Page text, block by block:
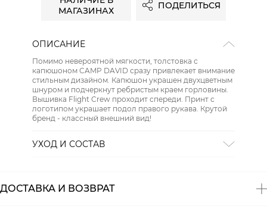
МАГАЗИНАХ
ПОДЕЛИТЬСЯ
ОПИСАНИЕ
Помимо невероятной мягкости, толстовка с
капюшоном CAMP DAVID сразу привлекает внимание
стильным дизайном. Капюшон украшен двухцветным
шнуром и подчеркнут ребристым краем горловины.
Вышивка Flight Crew проходит спереди. Принт с
логотипом украшает подол правого рукава. Крутой
бренд - классный внешний вид!
УХОД И СОСТАВ
ДОСТАВКА И ВОЗВРАТ